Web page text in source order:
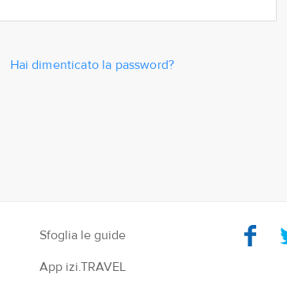
Hai dimenticato la password?
Sfoglia le guide
App izi.TRAVEL